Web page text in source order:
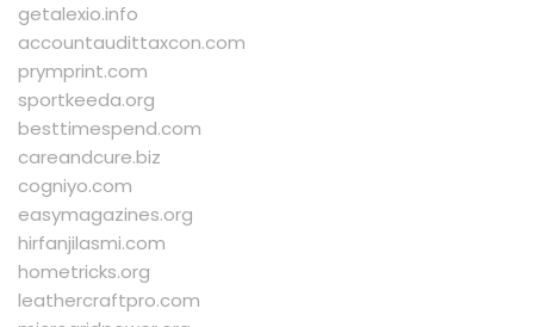
getalexio.info
accountaudittaxcon.com
prymprint.com
sportkeeda.org
besttimespend.com
careandcure.biz
cogniyo.com
easymagazines.org
hirfanjilasmi.com
hometricks.org
leathercraftpro.com